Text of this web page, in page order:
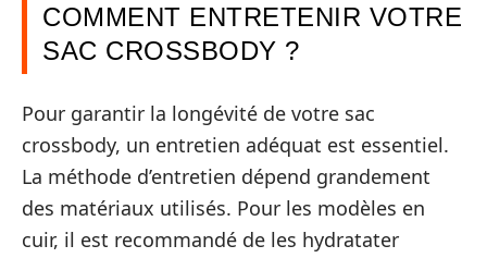
COMMENT ENTRETENIR VOTRE
SAC CROSSBODY ?
Pour garantir la longévité de votre sac
crossbody, un entretien adéquat est essentiel.
La méthode d’entretien dépend grandement
des matériaux utilisés. Pour les modèles en
cuir, il est recommandé de les hydratater